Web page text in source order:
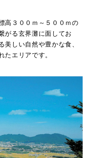
高３００ｍ～５００ｍの
がる玄界灘に面してお
美しい自然や豊かな食、
たエリアです。